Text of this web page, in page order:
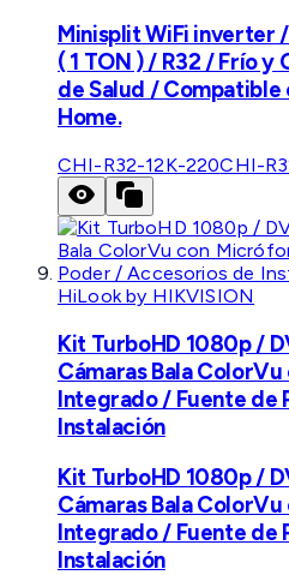
Minisplit WiFi inverter /
( 1 TON ) / R32 / Frío
de Salud / Compatible
Home.
CHI-R32-12K-220CHI-
HiLook by HIKVISION
Kit TurboHD 1080p /
Cámaras Bala
Integrado / Fuente de
Instalación
Kit TurboHD 1080p /
Cámaras Bala
Integrado / Fuente de
Instalación